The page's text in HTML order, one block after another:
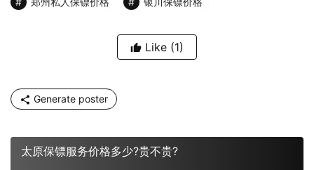
Like (1)
Generate poster
太原保镖服务价格多少?贵不贵?